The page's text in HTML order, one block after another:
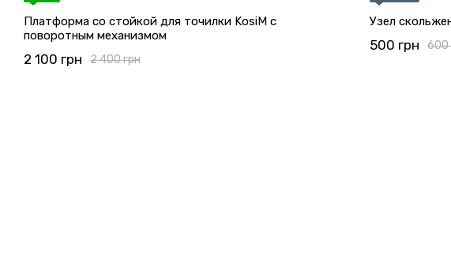
Платформа со стойкой для точилки KosiM с
поворотным механизмом
2 400 грн
2 100 грн
Узел
600
500 грн